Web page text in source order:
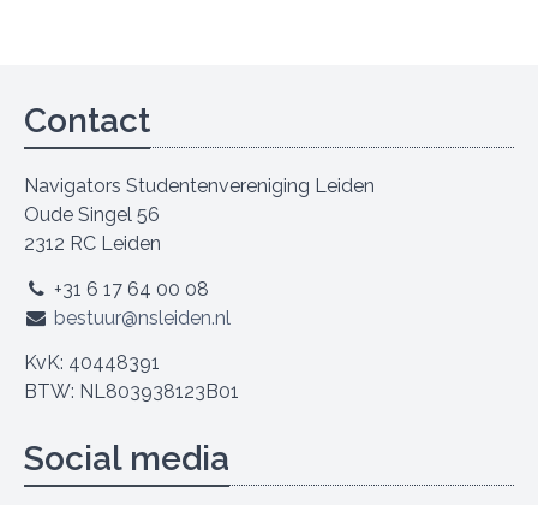
Contact
Navigators Studentenvereniging Leiden
Oude Singel 56
2312 RC Leiden
+31 6 17 64 00 08
bestuur@nsleiden.nl
KvK: 40448391
BTW: NL803938123B01
Social media